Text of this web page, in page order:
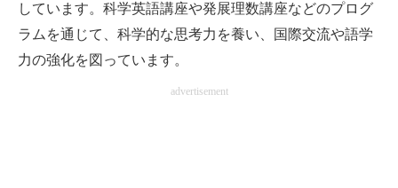
しています。科学英語講座や発展理数講座などのプログ
ラムを通じて、科学的な思考力を養い、国際交流や語学
力の強化を図っています。
advertisement